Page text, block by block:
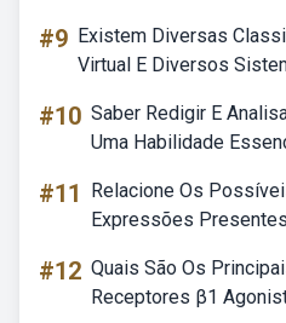
#9 Existem Diversas
Virtual E Diversos
#10 Saber Redigir E
Uma Habilidade
#11
Relacione Os
Expressões
#12 Quais São Os
Receptores β1